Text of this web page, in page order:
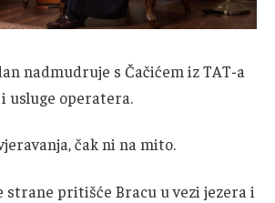
nadmudruje s Čačićem iz TAT-a
usluge operatera.
čak ni na mito.
strane pritišće Bracu u vezi jezera i